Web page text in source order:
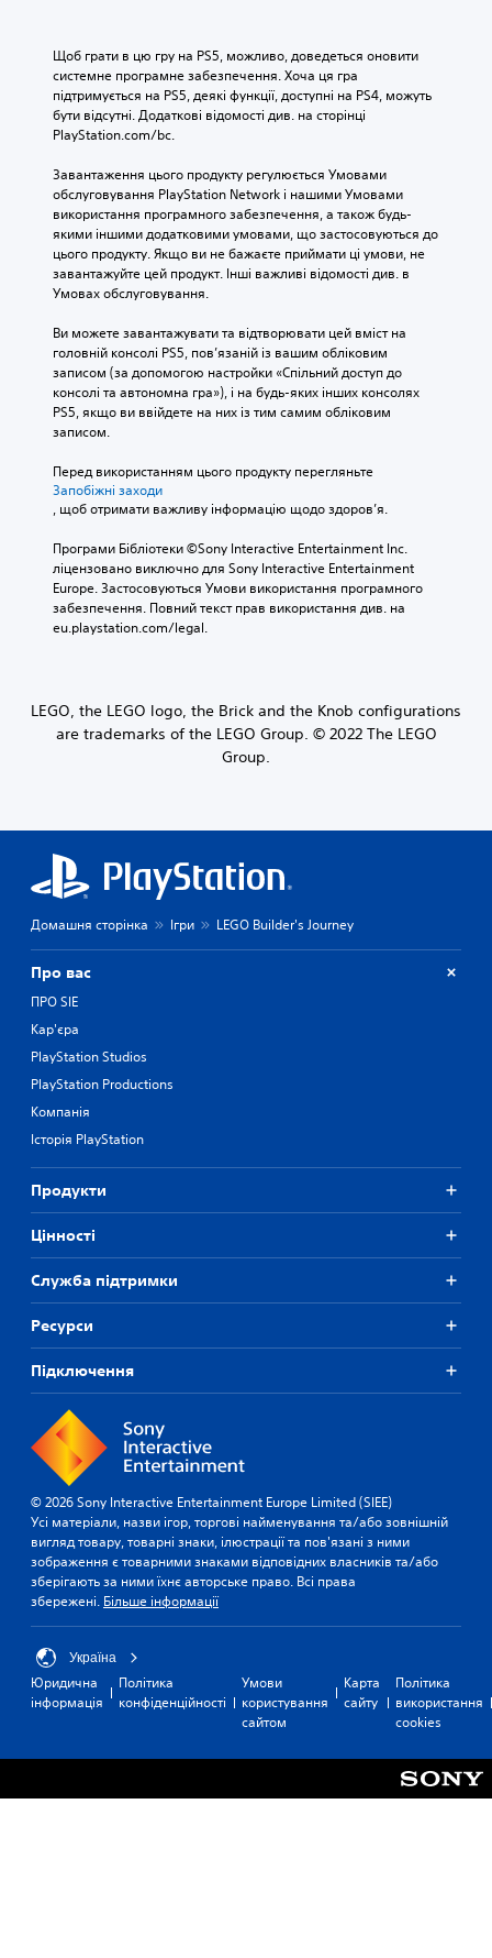
Щоб грати в цю гру на PS5, можливо, доведеться оновити
системне програмне забезпечення. Хоча ця гра
підтримується на PS5, деякі функції, доступні на PS4, можуть
бути відсутні. Додаткові відомості див. на сторінці
PlayStation.com/bc.
Завантаження цього продукту регулюється Умовами
обслуговування PlayStation Network і нашими Умовами
використання програмного забезпечення, а також будь-
якими іншими додатковими умовами, що застосовуються до
цього продукту. Якщо ви не бажаєте приймати ці умови, не
завантажуйте цей продукт. Інші важливі відомості див. в
Умовах обслуговування.
Ви можете завантажувати та відтворювати цей вміст на
головній консолі PS5, пов’язаній із вашим обліковим
записом (за допомогою настройки «Спільний доступ до
консолі та автономна гра»), і на будь-яких інших консолях
PS5, якщо ви ввійдете на них із тим самим обліковим
записом.
Перед використанням цього продукту перегляньте
Запобіжні заходи
, щоб отримати важливу інформацію щодо здоров’я.
Програми Бібліотеки ©Sony Interactive Entertainment Inc.
ліцензовано виключно для Sony Interactive Entertainment
Europe. Застосовуються Умови використання програмного
забезпечення. Повний текст прав використання див. на
eu.playstation.com/legal.
LEGO, the LEGO logo, the Brick and the Knob configurations
are trademarks of the LEGO Group. © 2022 The LEGO
Group.
Домашня сторінка Ігри LEGO Builder's Journey
Про вас
ПРО SIE
Кар'єра
PlayStation Studios
PlayStation Productions
Компанія
Історія PlayStation
Продукти
Цiнностi
Служба підтримки
Ресурси
Підключення
© 2026 Sony Interactive Entertainment Europe Limited (SIEE)
Усі матеріали, назви ігор, торгові найменування та/або зовнішній
вигляд товару, товарні знаки, ілюстрації та пов'язані з ними
зображення є товарними знаками відповідних власників та/або
зберігають за ними їхнє авторське право. Всі права
збережені. Більше інформації
Україна
Юридична
інформація
Політика
конфіденційності
Умови
користування
сайтом
Карта
сайту
Політика
використання
cookies